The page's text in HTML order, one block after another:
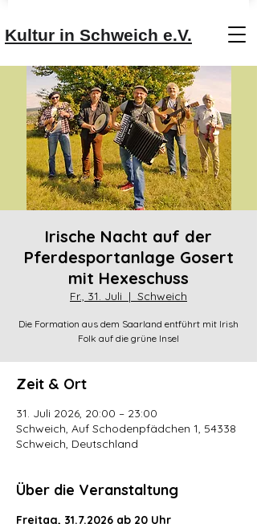
Kultur in Schweich e.V.
Irische Nacht auf der
Pferdesportanlage Gosert
mit Hexeschuss
Fr., 31. Juli
  |
Schweich
Die Formation aus dem Saarland entführt mit Irish
Folk auf die grüne Insel
Zeit & Ort
31. Juli 2026, 20:00 – 23:00
Schweich, Auf Schodenpfädchen 1, 54338
Schweich, Deutschland
Über die Veranstaltung
Freitag, 31.7.2026 ab 20 Uhr